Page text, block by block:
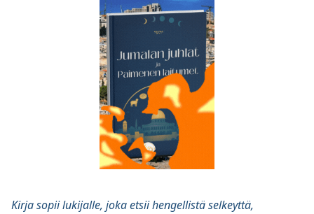
Kirja sopii lukijalle, joka etsii hengellistä selkeyttä,